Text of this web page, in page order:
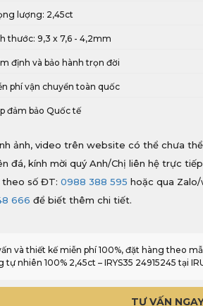
lượng: 2,45ct
thước: 9,3 x 7,6 - 4,2mm
định và bảo hành trọn đời
phí vận chuyển toàn quốc
đảm bảo Quốc tế
ảnh, video trên website có thể chưa
đá, kính mời quý Anh/Chị liên hệ trực
số ĐT: 0988 388 595 hoặc qua
666 để biết thêm chi tiết.
và thiết kế miễn phí 100%, đặt hàng theo
tự nhiên 100% 2,45ct – IRYS35 24915245 tại
TƯ VẤN